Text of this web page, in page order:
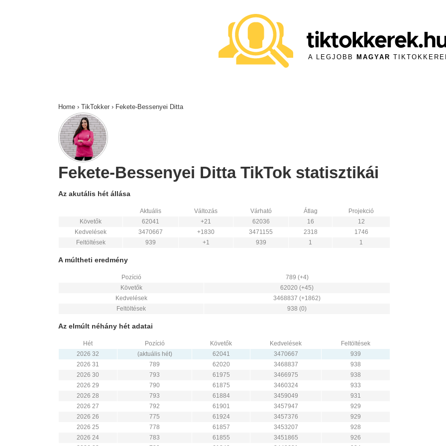
A LEGJOBB MAGYAR
Home › TikTokker › Fekete-Bessenyei Ditta
Fekete-Bessenyei Ditta TikTok statisztikái
Az akutális hét állása
Aktuális Változás Várható Átlag
Projekció
Követők
62041 +21 62036 16
12
Kedvelések
3470667 +1830 3471155 2318
1746
Feltöltések
939 +1 939 1 1
A múltheti eredmény
Pozíció
789 (+4)
Követők
62020 (+45)
Kedvelések
3468837 (+1862)
Feltöltések
938 (0)
Az elmúlt néhány hét adatai
Hét Pozíció Követők Kedvelések
Feltöltések
2026 32
(aktuális hét) 62041 3470667
939
2026 31
789 62020 3468837
938
2026 30
793 61975 3466975
938
2026 29
790 61875 3460324
933
2026 28
793 61884 3459049
931
2026 27
792 61901 3457947
929
2026 26
775 61924 3457376
929
2026 25
778 61857 3453207
928
2026 24
783 61855 3451865
926